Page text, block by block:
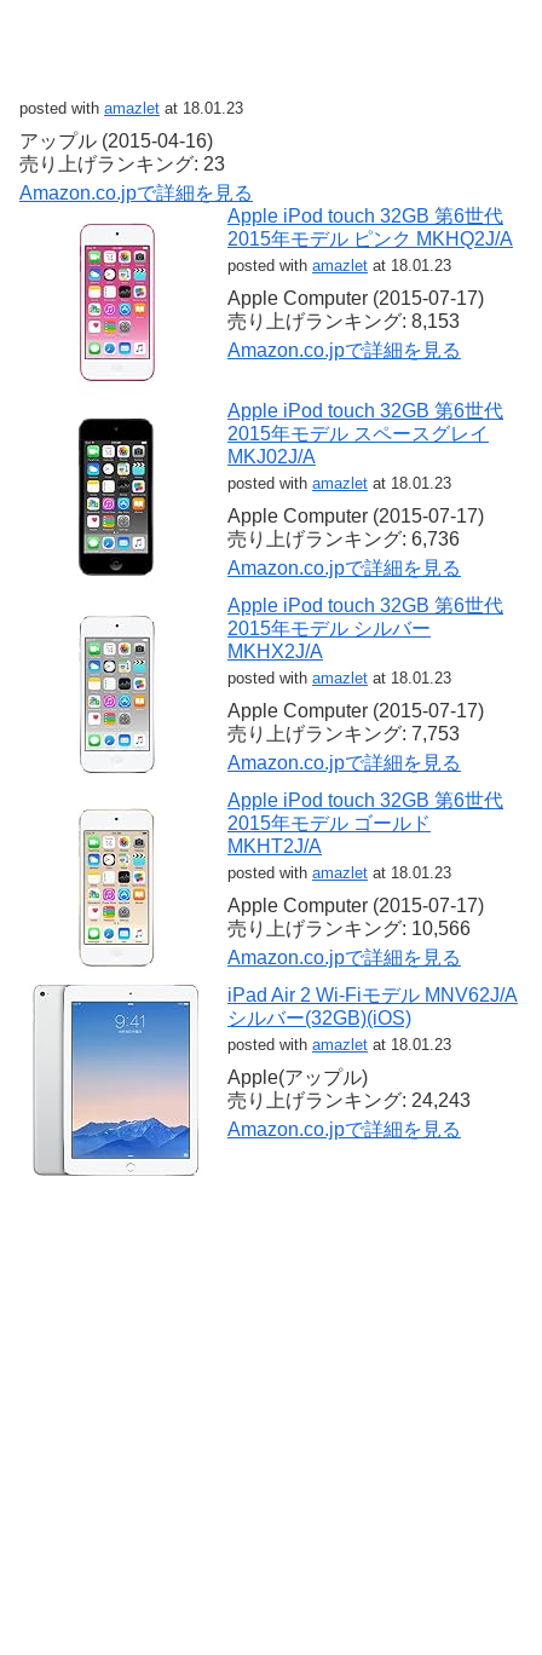
posted with amazlet at 18.01.23
アップル (2015-04-16)
売り上げランキング: 23
Amazon.co.jpで詳細を見る
Apple iPod touch 32GB 第6世代
2015年モデル ピンク MKHQ2J/A
posted with amazlet at 18.01.23
Apple Computer (2015-07-17)
売り上げランキング: 8,153
Amazon.co.jpで詳細を見る
Apple iPod touch 32GB 第6世代
2015年モデル スペースグレイ
MKJ02J/A
posted with amazlet at 18.01.23
Apple Computer (2015-07-17)
売り上げランキング: 6,736
Amazon.co.jpで詳細を見る
Apple iPod touch 32GB 第6世代
2015年モデル シルバー
MKHX2J/A
posted with amazlet at 18.01.23
Apple Computer (2015-07-17)
売り上げランキング: 7,753
Amazon.co.jpで詳細を見る
Apple iPod touch 32GB 第6世代
2015年モデル ゴールド
MKHT2J/A
posted with amazlet at 18.01.23
Apple Computer (2015-07-17)
売り上げランキング: 10,566
Amazon.co.jpで詳細を見る
iPad Air 2 Wi-Fiモデル MNV62J/A
シルバー(32GB)(iOS)
posted with amazlet at 18.01.23
Apple(アップル)
売り上げランキング: 24,243
Amazon.co.jpで詳細を見る